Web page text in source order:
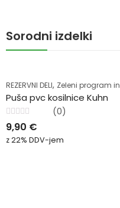
Sorodni izdelki
REZERVNI DELI, Zeleni program in krmljenje
Puša pvc kosilnice Kuhn
Ocenjeno
0
od
5
(0)
9,90 €
z 22% DDV-jem